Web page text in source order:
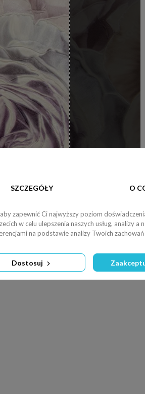
Powiększ zdjęcie
być drukowana.
przerywaną linią)
SZCZEGÓŁY O
zapewnić Ci najwyższy poziom
w celu ulepszenia naszych usług, analizy a
na podstawie analizy Twoich
Dostosuj